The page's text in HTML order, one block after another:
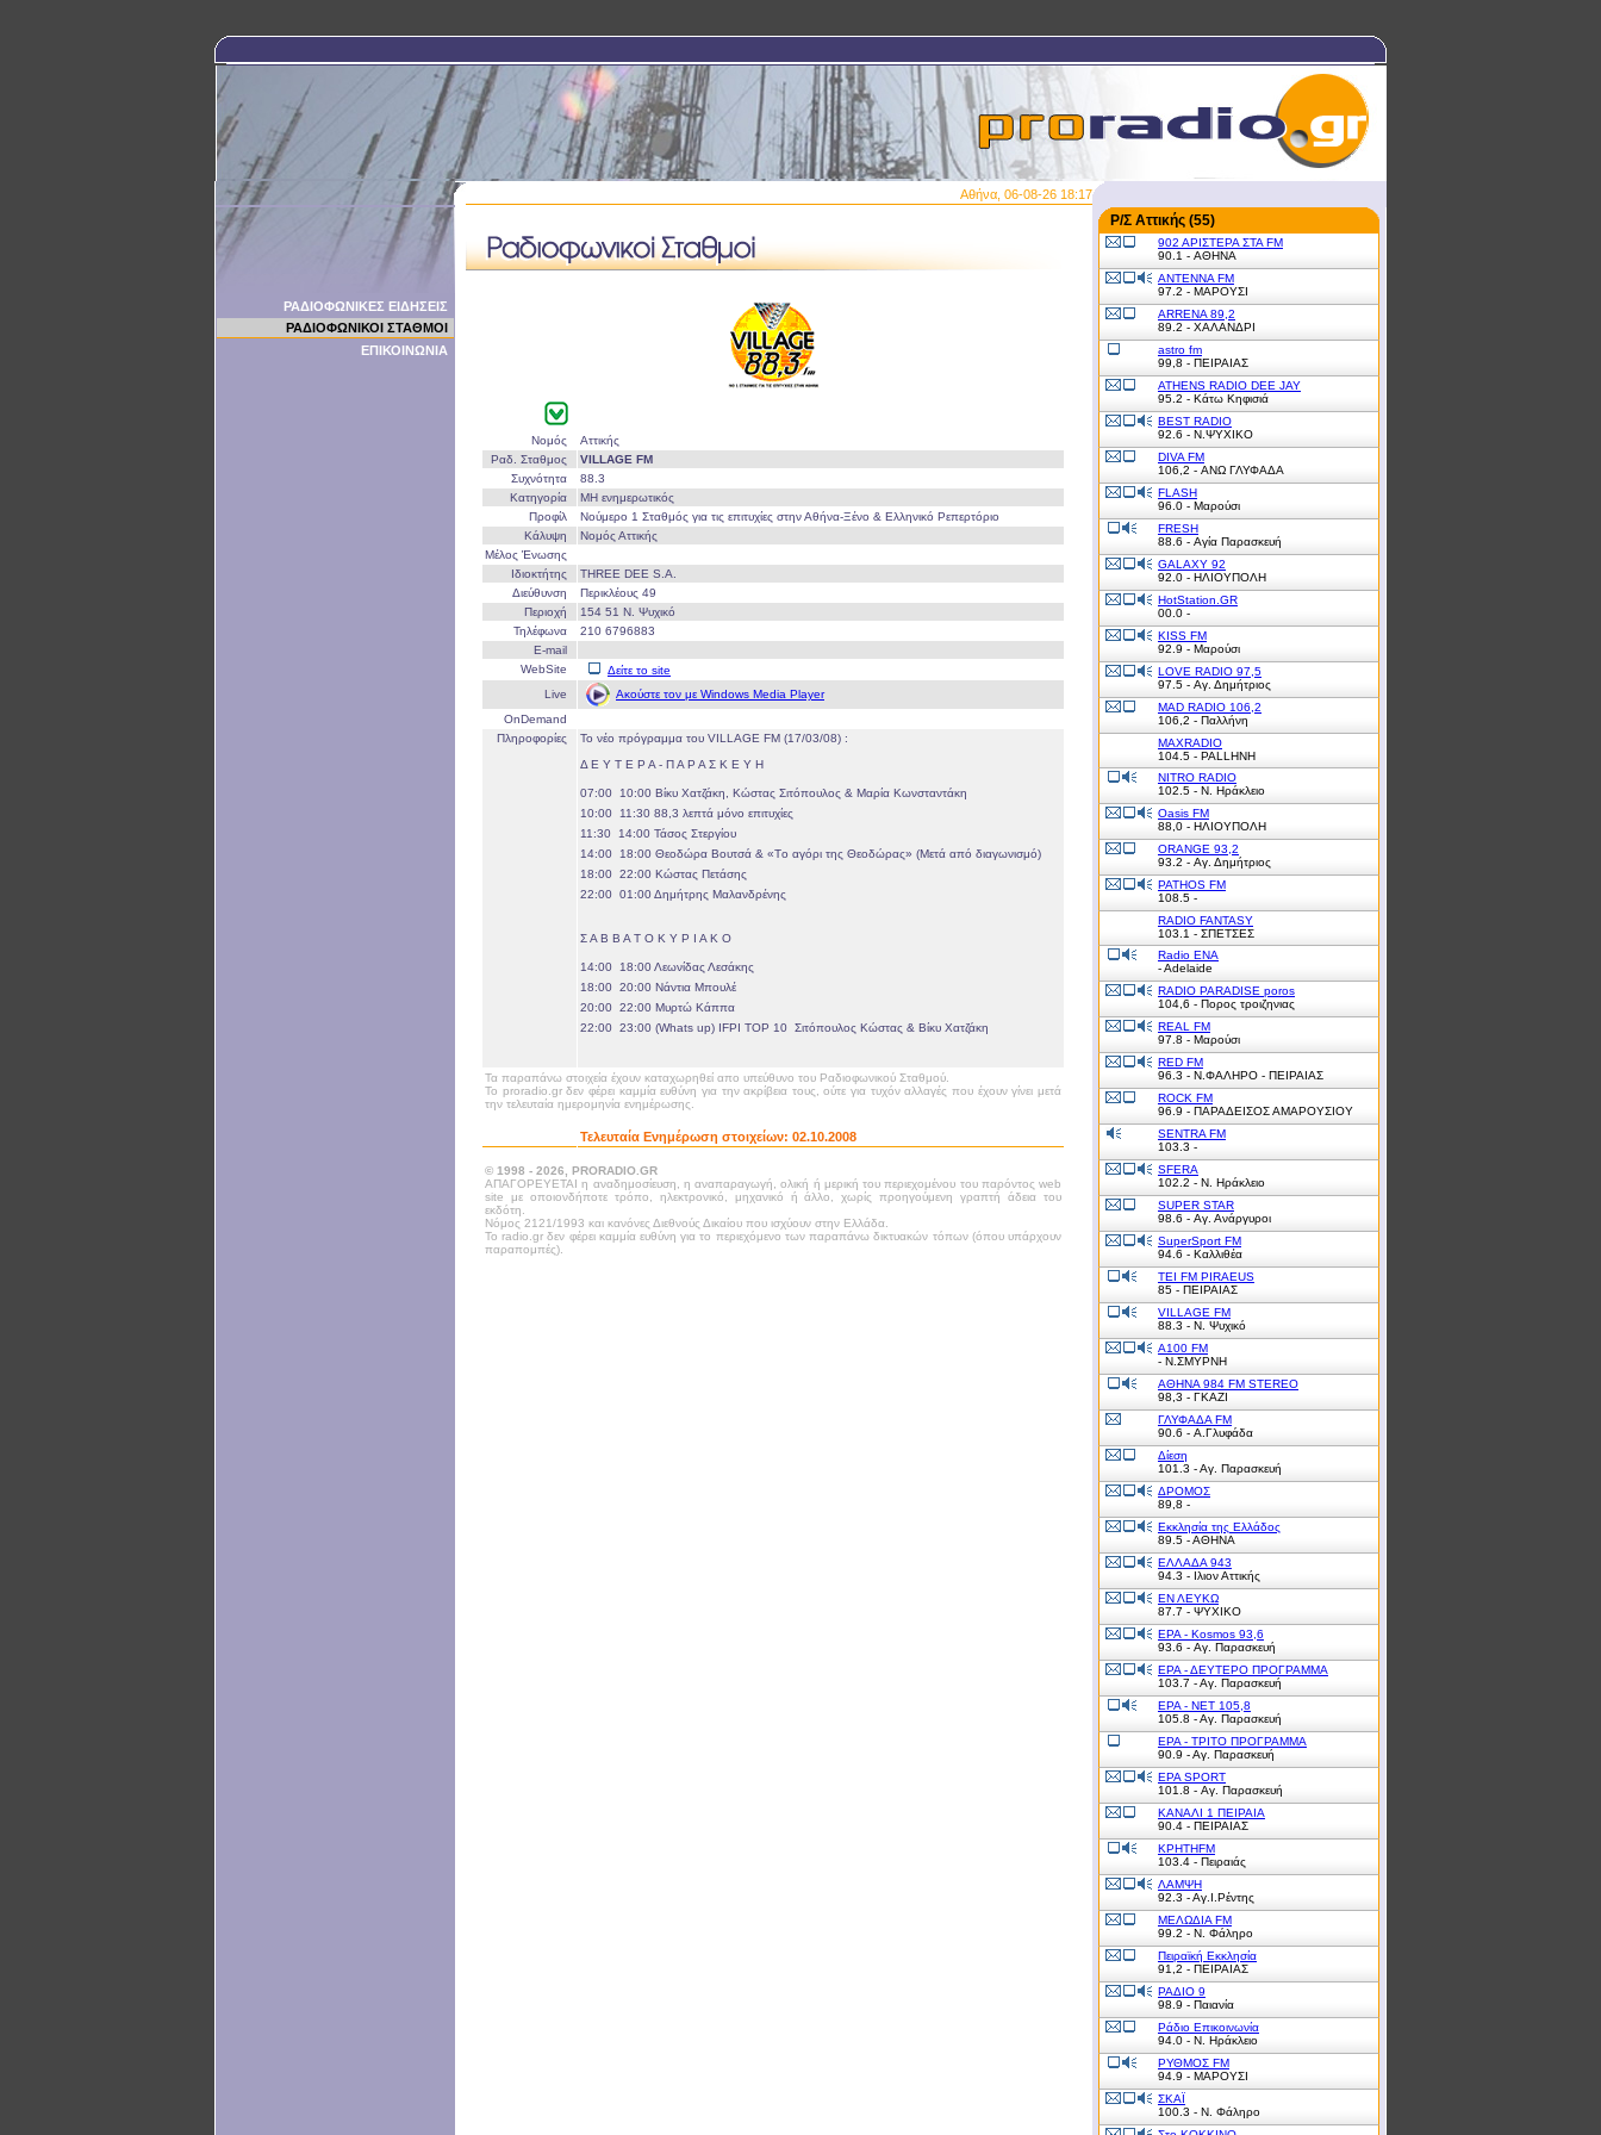
Αθήνα, 06-08-26 18:17
ΡΑΔΙΟΦΩΝΙΚΕΣ ΕΙΔΗΣΕΙΣ
ΡΑΔΙΟΦΩΝΙΚΟΙ ΣΤΑΘΜΟΙ
ΕΠΙΚΟΙΝΩΝΙΑ
Νομός
Αττικής
Ραδ. Σταθμος
VILLAGE FM
Συχνότητα
88.3
Κατηγορία
ΜΗ ενημερωτικός
Προφίλ
Νούμερο 1 Σταθμός για τις επιτυχίες στην Αθήνα-Ξένο & Ελληνικό Ρεπερτόριο
Κάλυψη
Νομός Αττικής
Μέλος Ένωσης
Ιδιοκτήτης
THREE DEE S.A.
Διεύθυνση
Περικλέους 49
Περιοχή
154 51 Ν. Ψυχικό
Τηλέφωνα
210 6796883
E-mail
WebSite
Δείτε το site
Live
Ακούστε τον με Windows Media Player
OnDemand
Πληροφορίες
Το νέο πρόγραμμα του VILLAGE FM (17/03/08) :
Δ Ε Υ Τ Ε Ρ Α - Π Α Ρ Α Σ Κ Ε Υ Η
07:00  10:00 Βίκυ Χατζάκη, Κώστας Σιτόπουλος & Μαρία Κωνσταντάκη
10:00  11:30 88,3 λεπτά μόνο επιτυχίες
11:30  14:00 Τάσος Στεργίου
14:00  18:00 Θεοδώρα Βουτσά & «Tο αγόρι της Θεοδώρας» (Μετά από διαγωνισμό)
18:00  22:00 Κώστας Πετάσης
22:00  01:00 Δημήτρης Μαλανδρένης
Σ Α Β Β Α Τ Ο Κ Υ Ρ Ι Α Κ Ο
14:00  18:00 Λεωνίδας Λεσάκης
18:00  20:00 Νάντια Μπουλέ
20:00  22:00 Μυρτώ Κάππα
22:00  23:00 (Whats up) IFPI TOP 10  Σιτόπουλος Κώστας & Βίκυ Χατζάκη
Τα παραπάνω στοιχεία έχουν καταχωρηθεί απο υπεύθυνο του Ραδιοφωνικού Σταθμού.
Το proradio.gr δεν φέρει καμμία ευθύνη για την ακρίβεια τους, ούτε για τυχόν αλλαγές που έχουν γίνει μετά
την τελευταία ημερομηνία ενημέρωσης.
Τελευταία Ενημέρωση στοιχείων: 02.10.2008
© 1998 - 2026, PRORADIO.GR
ΑΠΑΓΟΡΕΥΕΤΑΙ η αναδημοσίευση, η αναπαραγωγή, ολική ή μερική του περιεχομένου του παρόντος web
site με οποιονδήποτε τρόπο, ηλεκτρονικό, μηχανικό ή άλλο, χωρίς προηγούμενη γραπτή άδεια του
εκδότη.
Νόμος 2121/1993 και κανόνες Διεθνούς Δικαίου που ισχύουν στην Ελλάδα.
Το radio.gr δεν φέρει καμμία ευθύνη για το περιεχόμενο των παραπάνω δικτυακών τόπων (όπου υπάρχουν
παραπομπές).
Ρ/Σ Αττικής (55)
902 ΑΡΙΣΤΕΡΑ ΣΤΑ FM
90.1 - ΑΘΗΝΑ
ANTENNA FM
97.2 - ΜΑΡΟΥΣΙ
ARRENA 89,2
89.2 - ΧΑΛΑΝΔΡΙ
astro fm
99,8 - ΠΕΙΡΑΙΑΣ
ATHENS RADIO DEE JAY
95.2 - Κάτω Κηφισιά
BEST RADIO
92.6 - Ν.ΨΥΧΙΚΟ
DIVA FM
106,2 - ΑΝΩ ΓΛΥΦΑΔΑ
FLASH
96.0 - Μαρούσι
FRESH
88.6 - Αγία Παρασκευή
GALAXY 92
92.0 - ΗΛΙΟΥΠΟΛΗ
HotStation.GR
00.0 -
KISS FM
92.9 - Μαρούσι
LOVE RADIO 97,5
97.5 - Αγ. Δημήτριος
MAD RADIO 106,2
106,2 - Παλλήνη
MAXRADIO
104.5 - PALLHNH
NITRO RADIO
102.5 - Ν. Ηράκλειο
Oasis FM
88,0 - ΗΛΙΟΥΠΟΛΗ
ORANGE 93,2
93.2 - Αγ. Δημήτριος
PATHOS FM
108.5 -
RADIO FANTASY
103.1 - ΣΠΕΤΣΕΣ
Radio ENA
- Adelaide
RADIO PARADISE poros
104,6 - Πορος τροιζηνιας
REAL FM
97.8 - Μαρούσι
RED FM
96.3 - Ν.ΦΑΛΗΡΟ - ΠΕΙΡΑΙΑΣ
ROCK FM
96.9 - ΠΑΡΑΔΕΙΣΟΣ ΑΜΑΡΟΥΣΙΟΥ
SENTRA FM
103.3 -
SFERA
102.2 - Ν. Ηράκλειο
SUPER STAR
98.6 - Αγ. Ανάργυροι
SuperSport FM
94.6 - Καλλιθέα
TEI FM PIRAEUS
85 - ΠΕΙΡΑΙΑΣ
VILLAGE FM
88.3 - Ν. Ψυχικό
Α100 FM
- Ν.ΣΜΥΡΝΗ
ΑΘΗΝΑ 984 FM STEREO
98,3 - ΓΚΑΖΙ
ΓΛΥΦΑΔΑ FM
90.6 - Α.Γλυφάδα
Δίεση
101.3 - Αγ. Παρασκευή
ΔΡΟΜΟΣ
89,8 -
Εκκλησία της Ελλάδος
89.5 - ΑΘΗΝΑ
ΕΛΛΑΔΑ 943
94.3 - Ιλιον Αττικής
ΕΝ ΛΕΥΚΩ
87.7 - ΨΥΧΙΚΟ
ΕΡΑ - Kosmos 93,6
93.6 - Αγ. Παρασκευή
ΕΡΑ - ΔΕΥΤΕΡΟ ΠΡΟΓΡΑΜΜΑ
103.7 - Αγ. Παρασκευή
ΕΡΑ - ΝΕΤ 105,8
105.8 - Αγ. Παρασκευή
ΕΡΑ - ΤΡΙΤΟ ΠΡΟΓΡΑΜΜΑ
90.9 - Αγ. Παρασκευή
ΕΡΑ SPORT
101.8 - Αγ. Παρασκευή
ΚΑΝΑΛΙ 1 ΠΕΙΡΑΙΑ
90.4 - ΠΕΙΡΑΙΑΣ
ΚΡΗΤΗFM
103.4 - Πειραιάς
ΛΑΜΨΗ
92.3 - Αγ.Ι.Ρέντης
ΜΕΛΩΔΙΑ FM
99.2 - Ν. Φάληρο
Πειραϊκή Εκκλησία
91,2 - ΠΕΙΡΑΙΑΣ
ΡΑΔΙΟ 9
98.9 - Παιανία
Ράδιο Επικοινωνία
94.0 - Ν. Ηράκλειο
ΡΥΘΜΟΣ FM
94.9 - ΜΑΡΟΥΣΙ
ΣΚΑΪ
100.3 - Ν. Φάληρο